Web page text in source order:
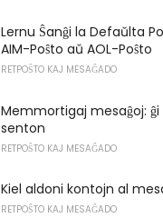
Lernu Ŝanĝi la Defaŭlta
AIM-Poŝto aŭ AOL-Poŝto
RETPOŜTO KAJ MESAĜADO
Memmortigaj mesaĝoj:
senton
RETPOŜTO KAJ MESAĜADO
Kiel aldoni kontojn al
RETPOŜTO KAJ MESAĜADO